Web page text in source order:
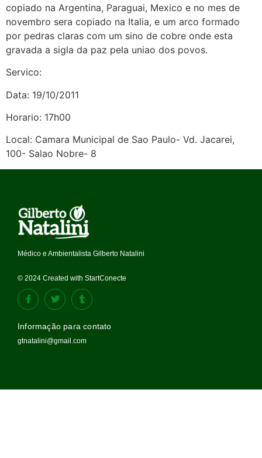
copiado na Argentina, Paraguai, Mexico e no mes de
novembro sera copiado na Italia, e um arco formado
por pedras claras com um sino de cobre onde esta
gravada a sigla da paz pela uniao dos povos.
Servico:
Data: 19/10/2011
Horario: 17h00
Local: Camara Municipal de Sao Paulo- Vd. Jacarei,
100- Salao Nobre- 8
Médico e Ambientalista Gilberto Natalini
© 2024 Created with StartConecte
Informação para contato
gtnatalini@gmail.com